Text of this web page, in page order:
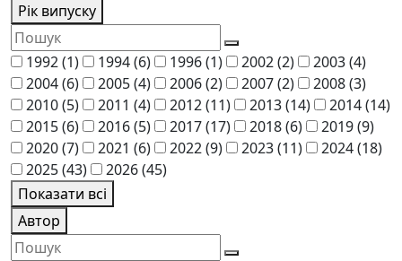
Рік випуску
1992(1) 1994(6) 1996(1) 2002(2) 2003(4)
2004(6) 2005(4) 2006(2) 2007(2) 2008(3)
2010(5) 2011 (4) 2012(11) 2013(14) 2014(14)
2015(6) 2016(5) 2017(17) 2018(6) 2019(9)
2020(7) 2021 (6) 2022(9) 2023(11) 2024(18)
2025(43) 2026(45)
Показати всі
Автор